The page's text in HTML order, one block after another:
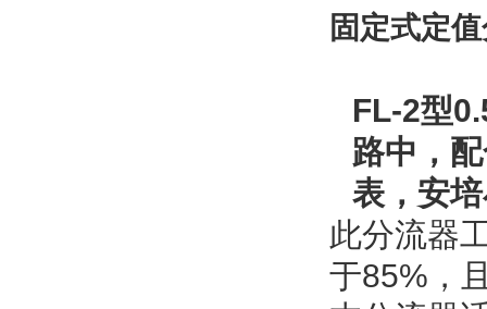
固定式定
FL-2型
路中，
表，安
此分流器
于85% ，